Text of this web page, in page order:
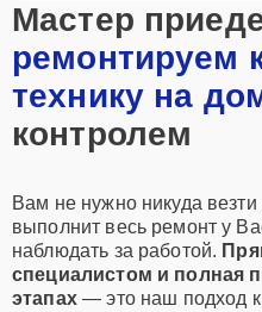
Мастер
ремонтируем
технику на
контролем
Вам не нужно никуда
выполнит весь ремонт у
наблюдать за работой.
специалистом и полная
этапах— это наш подход к